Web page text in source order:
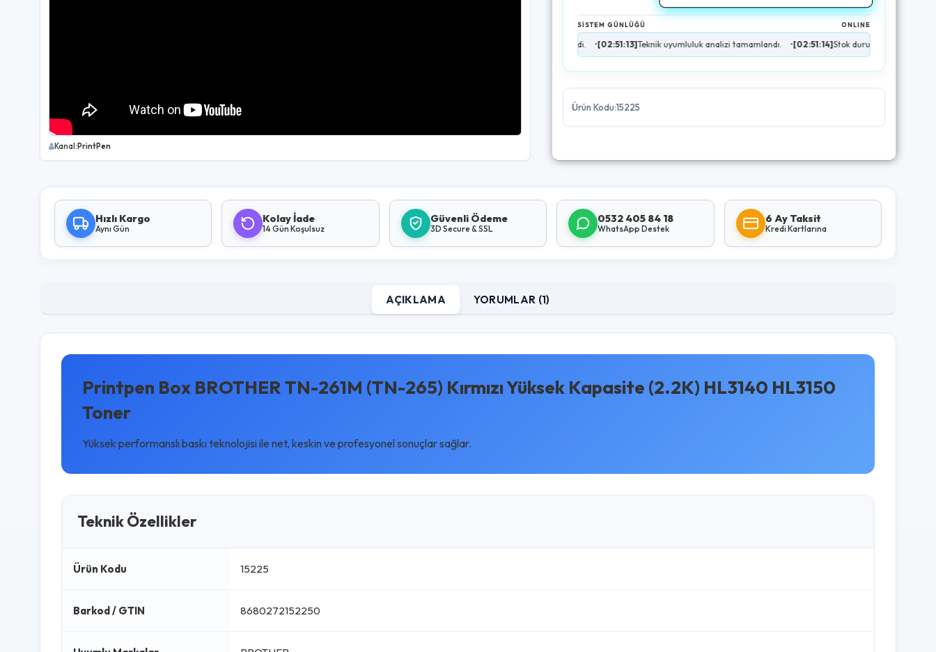
Kanal:PrintPen
SİSTEM GÜNLÜĞÜ ONLINE
[02:51:13] Teknik uyumluluk analizi tamamlandı. •[02:51:14] Stok durumu doğrulandı (50+ Adet
Ürün Kodu:15225
Hızlı Kargo
Aynı Gün
Kolay İade
14 Gün Koşulsuz
Güvenli Ödeme
3D Secure & SSL
0532 405 84 18
WhatsApp Destek
6 Ay Taksit
Kredi Kartlarına
AÇIKLAMA YORUMLAR (1)
Printpen Box BROTHER TN-261M (TN-265) Kırmızı Yüksek Kapasite (2.2K) HL3140 HL3150
Toner
Yüksek performanslı baskı teknolojisi ile net, keskin ve profesyonel sonuçlar sağlar.
Teknik Özellikler
Ürün Kodu 15225
Barkod / GTIN 8680272152250